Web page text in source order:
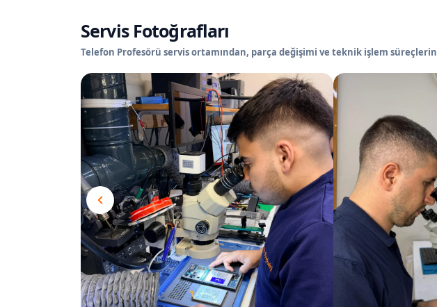
Servis Fotoğrafları
Telefon Profesörü servis ortamından, parça değişimi ve teknik işlem